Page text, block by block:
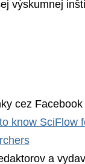
výskumnej
cez Facebook
know SciFlow
a